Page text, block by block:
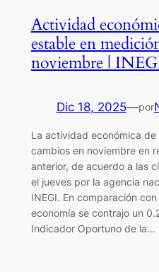
Actividad
estable en
noviembre |
Dic 18, 2025—por
La actividad económica
cambios en noviembre en
anterior, de acuerdo a las
el jueves por la agencia
INEGI. En comparación
economía se contrajo un
Indicador Oportuno de la…